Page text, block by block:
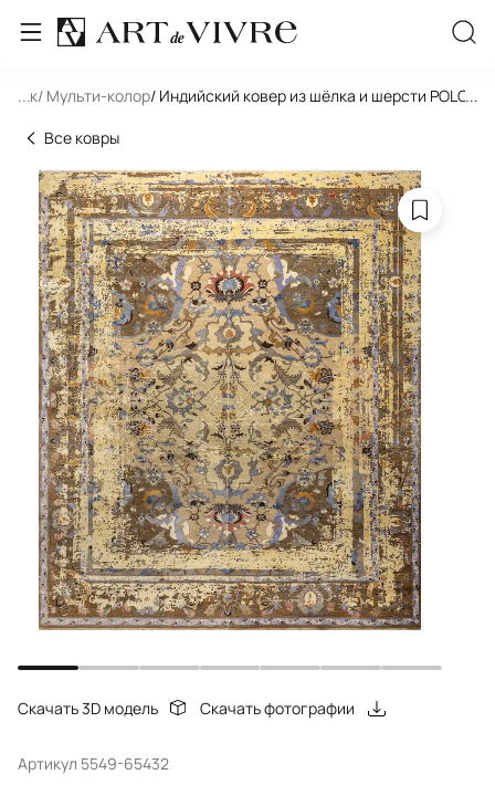
... / Мульти-колор/ Индийский ковер из шёлка и шерсти
...
Все ковры
Скачать 3D модель Скачать фотографии
Артикул 5549-65432